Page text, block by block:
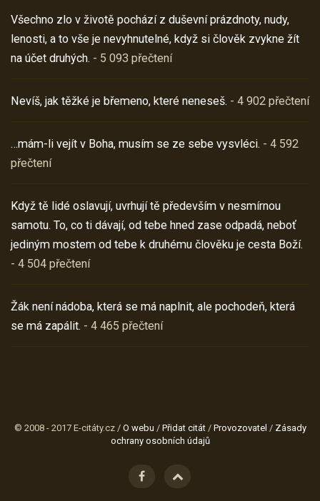
Všechno zlo v životě pochází z duševní prázdnoty, nudy,
lenosti, a to vše je nevyhnutelné, když si člověk zvykne žít
na účet druhých. - 5 093 přečtení
Nevíš, jak těžké je břemeno, které neneseš. - 4 902 přečtení
…mám-li vejít v Boha, musím se ze sebe vysvléci. - 4 592
přečtení
Když tě lidé oslavují, uvrhují tě především v nesmírnou
samotu. To, co ti dávají, od tebe hned zase odpadá, neboť
jediným mostem od tebe k druhému člověku je cesta Boží.
- 4 504 přečtení
Žák není nádoba, která se má naplnit, ale pochodeň, která
se má zapálit. - 4 465 přečtení
© 2008 - 2017 E-citáty.cz / O webu / Přidat citát/ Provozovatel / Zásady
ochrany osobních údajů